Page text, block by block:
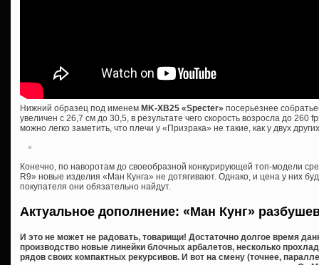
Нижний образец под именем MK-XB25 «Specter» посерьезнее
увеличен с 26,7 см до 30,5, в результате чего скорость возросла до 260
можно легко заметить, что плечи у «Призрака» не такие, как у двух
Конечно, по наворотам до своеобразной конкурирующей топ-модели
R9» новые изделия «Ман Кунга» не дотягивают. Однако, и цена у них
покупателя они обязательно найдут.
Актуальное дополнение: «Ман Кунг»
И это не может не радовать, товарищи! Достаточно долгое время
производство новые линейки блочных арбалетов, несколько
рядов своих компактных рекурсивов. И вот на смену (точнее,